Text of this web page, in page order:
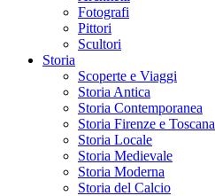
Fotografi
Pittori
Scultori
Storia
Scoperte e Viaggi
Storia Antica
Storia Contemporanea
Storia Firenze e Toscana
Storia Locale
Storia Medievale
Storia Moderna
Storia del Calcio